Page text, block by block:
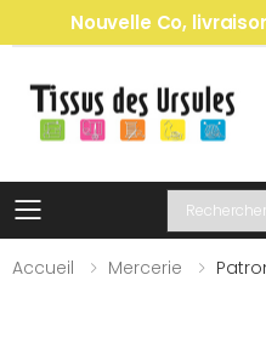
Nouvelle Co,
Toggle mobile
Recherche
Accueil
Mercerie